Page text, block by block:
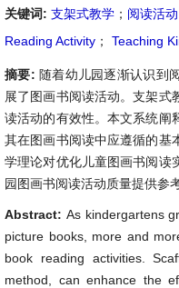
关键词: 支架式教学 ； 阅读活动
Reading Activity ； Teaching
摘要: 随着幼儿园逐渐认识到
展了图画书阅读活动。支架式
读活动的有效性。本文系统阐
其在图画书阅读中应遵循的基
学理论对优化儿童图画书阅读
园图画书阅读活动质量提供参考
Abstract: As kindergartens
picture books, more and
book reading activities.
method, can enhance the